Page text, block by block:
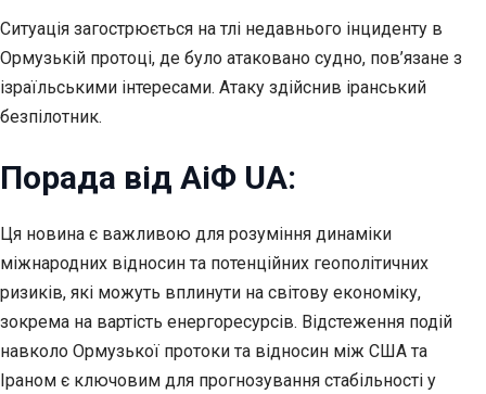
Ситуація загострюється на тлі недавнього інциденту в
Ормузькій протоці, де було атаковано судно, пов’язане з
ізраїльськими інтересами. Атаку здійснив іранський
безпілотник.
Порада від АіФ UA:
Ця новина є важливою для розуміння динаміки
міжнародних відносин та потенційних геополітичних
ризиків, які можуть вплинути на світову економіку,
зокрема на вартість енергоресурсів. Відстеження подій
навколо Ормузької протоки та відносин між США та
Іраном є ключовим для прогнозування стабільності у